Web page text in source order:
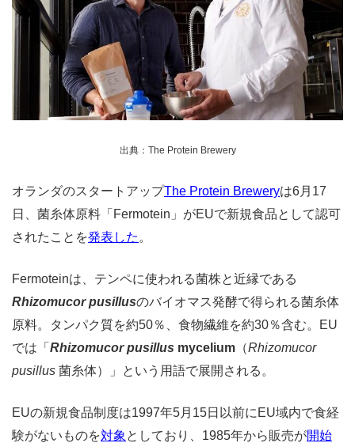
出典：The Protein Brewery
オランダのスタートアップThe Protein Breweryは6月17
日、菌糸体原料「Fermotein」がEUで新規食品として認可
されたことを発表した 。
Fermoteinは、テンペに使われる菌株と近縁である
Rhizomucor pusillusのバイオマス発酵で得られる菌糸体
原料。タンパク質を約50％、食物繊維を約30％含む。EU
では「 Rhizomucor pusillus mycelium （Rhizomucor
pusillus 菌糸体）」という用語で展開される。
EUの新規食品制度は1997年5月15日以前にEU域内で食経
験がないものを対象 としており、1985年から販売が開始